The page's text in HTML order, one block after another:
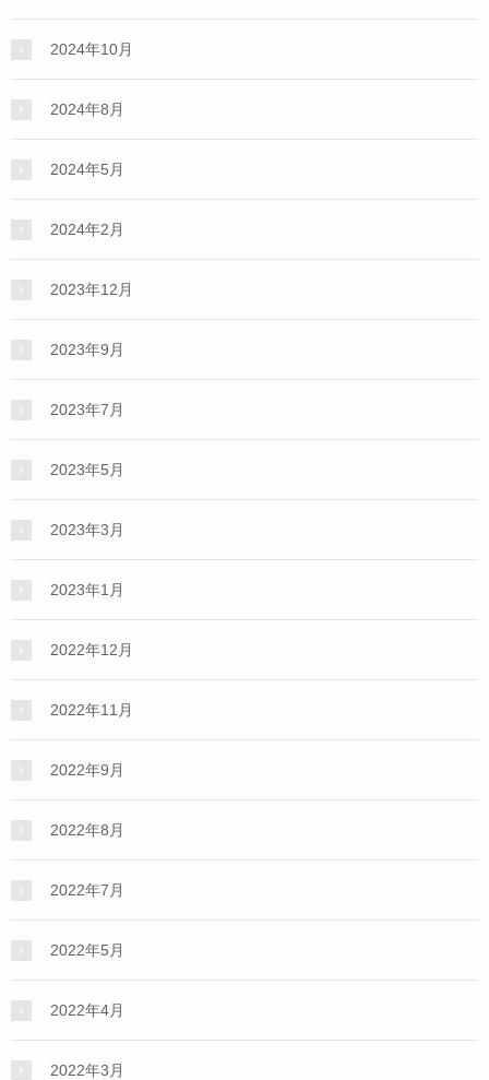
2024年10月
2024年8月
2024年5月
2024年2月
2023年12月
2023年9月
2023年7月
2023年5月
2023年3月
2023年1月
2022年12月
2022年11月
2022年9月
2022年8月
2022年7月
2022年5月
2022年4月
2022年3月